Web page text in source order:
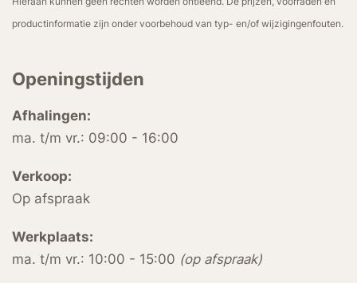
productinformatie zijn onder voorbehoud van typ- en/of wijzigingenfouten.
Openingstijden
Afhalingen:
ma. t/m vr.: 09:00 - 16:00
Verkoop:
Op afspraak
Werkplaats:
ma. t/m vr.: 10:00 - 15:00 (op afspraak)